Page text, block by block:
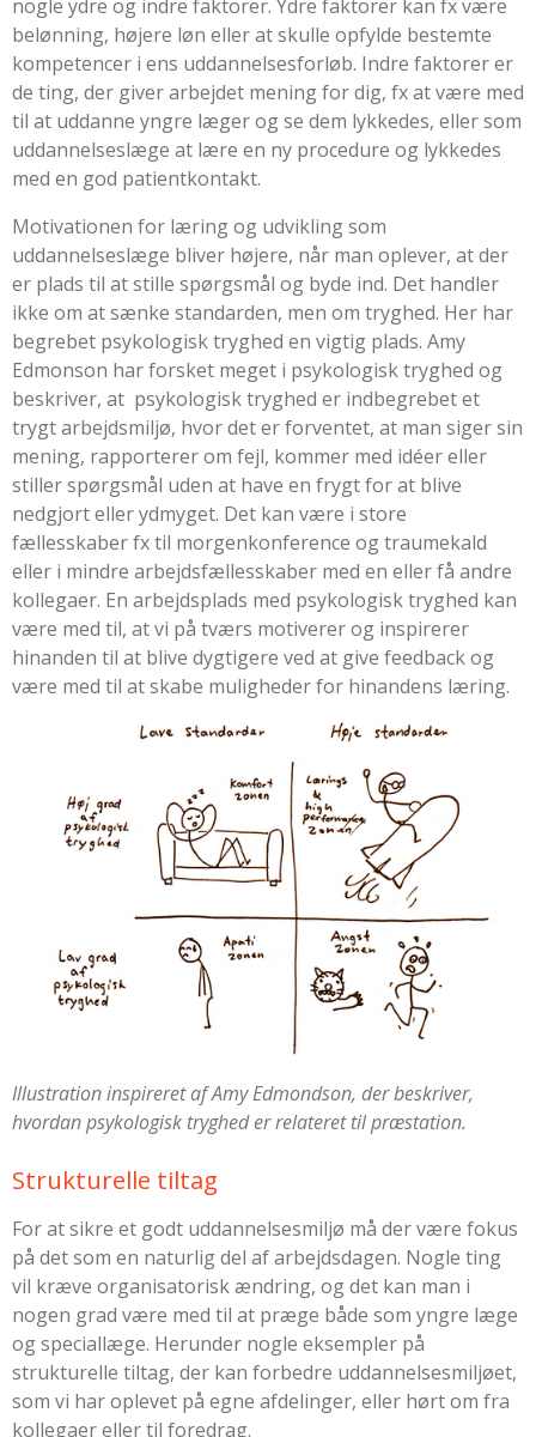
nogle ydre og indre faktorer. Ydre faktorer kan fx være
belønning, højere løn eller at skulle opfylde bestemte
kompetencer i ens uddannelsesforløb. Indre faktorer er
de ting, der giver arbejdet mening for dig, fx at være med
til at uddanne yngre læger og se dem lykkedes, eller som
uddannelseslæge at lære en ny procedure og lykkedes
med en god patientkontakt.
Motivationen for læring og udvikling som
uddannelseslæge bliver højere, når man oplever, at der
er plads til at stille spørgsmål og byde ind. Det handler
ikke om at sænke standarden, men om tryghed. Her har
begrebet psykologisk tryghed en vigtig plads. Amy
Edmonson har forsket meget i psykologisk tryghed og
beskriver, at psykologisk tryghed er indbegrebet et
trygt arbejdsmiljø, hvor det er forventet, at man siger sin
mening, rapporterer om fejl, kommer med idéer eller
stiller spørgsmål uden at have en frygt for at blive
nedgjort eller ydmyget. Det kan være i store
fællesskaber fx til morgenkonference og traumekald
eller i mindre arbejdsfællesskaber med en eller få andre
kollegaer. En arbejdsplads med psykologisk tryghed kan
være med til, at vi på tværs motiverer og inspirerer
hinanden til at blive dygtigere ved at give feedback og
være med til at skabe muligheder for hinandens læring.
Illustration inspireret afAmy Edmondson, der beskriver,
hvordan psykologisk tryghed er relateret til præstation.
Strukturelle tiltag
For at sikre et godt uddannelsesmiljø må der være fokus
på det som en naturlig del af arbejdsdagen. Nogle ting
vil kræve organisatorisk ændring, og det kan man i
nogen grad være med til at præge både som yngre læge
og speciallæge. Herunder nogle eksempler på
strukturelle tiltag, der kan forbedre uddannelsesmiljøet,
som vi har oplevet på egne afdelinger, eller hørt om fra
kollegaer eller til foredrag.